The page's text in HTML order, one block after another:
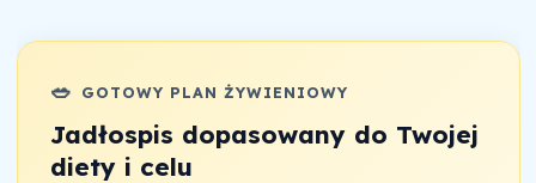
🥗 GOTOWY PLAN ŻYWIENIOWY
Jadłospis dopasowany do Twojej
diety i celu